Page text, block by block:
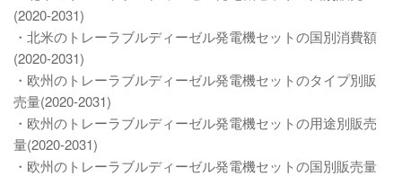
(2020-2031)
・北米のトレーラブルディーゼル発電機セットの国別消費額
(2020-2031)
・欧州のトレーラブルディーゼル発電機セットのタイプ別販
売量(2020-2031)
・欧州のトレーラブルディーゼル発電機セットの用途別販売
量(2020-2031)
・欧州のトレーラブルディーゼル発電機セットの国別販売量